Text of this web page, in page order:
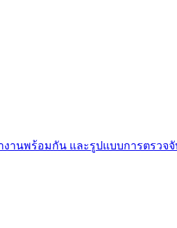
นพร้อมกัน และรูปแบบการตรว